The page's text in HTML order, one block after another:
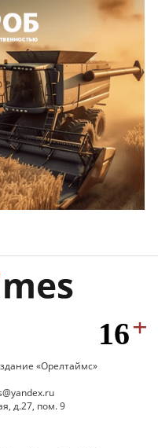
«Орелтаймс»
д.27, пом. 9